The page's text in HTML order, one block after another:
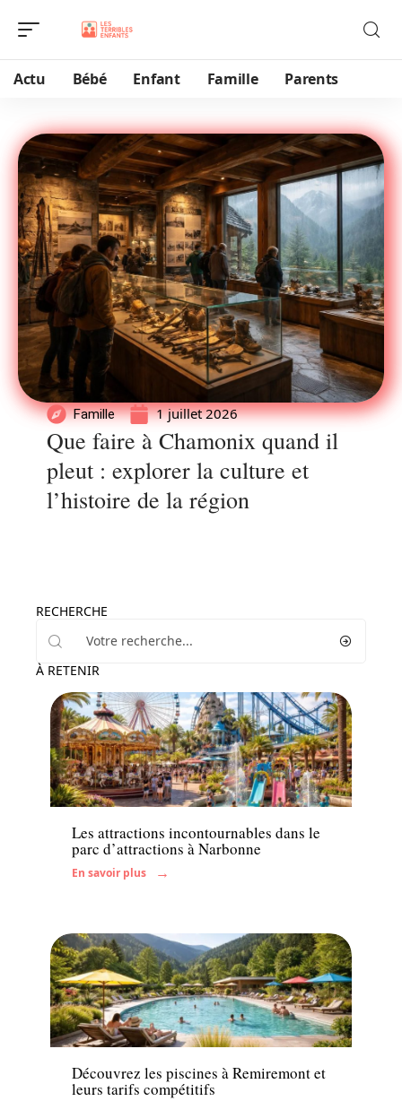
Actu Bébé Enfant Famille Parents
Famille 1 juillet 2026
Que faire à Chamonix quand il
pleut : explorer la culture et
l’histoire de la région
RECHERCHE
À RETENIR
Famille
Les attractions incontournables dans le
parc d’attractions à Narbonne
En savoir plus
Famille
Découvrez les piscines à Remiremont et
leurs tarifs compétitifs